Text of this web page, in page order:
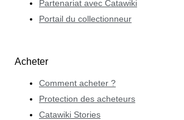
Partenariat avec Catawiki
Portail du collectionneur
Acheter
Comment acheter ?
Protection des acheteurs
Catawiki Stories